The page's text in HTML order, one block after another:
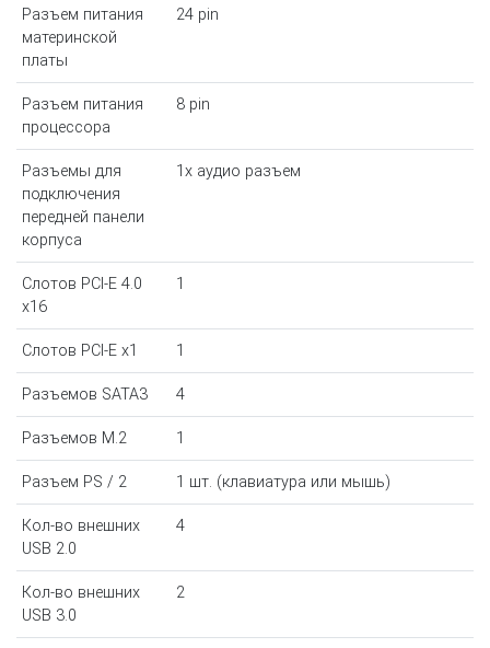
Разъем питания
материнской
платы
24 pin
Разъем питания
процессора
8 pin
Разъемы для
подключения
передней панели
корпуса
1x аудио разъем
Слотов PCI-E 4.0
x16
1
Слотов PCI-E x1 1
Разъемов SATA3 4
Разъемов M.2 1
Разъем PS / 2 1 шт. (клавиатура или мышь)
Кол-во внешних
USB 2.0
4
Кол-во внешних
USB 3.0
2